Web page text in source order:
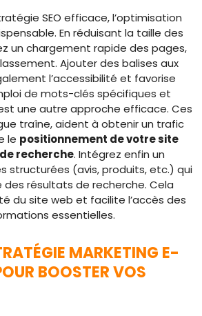
SEO efficace, l’optimisation
En réduisant la taille des
un chargement rapide des pages,
Ajouter des balises aux
l’accessibilité et favorise
de mots-clés spécifiques et
une autre approche efficace. Ces
traîne, aident à obtenir un trafic
le positionnement de votre site
recherche. Intégrez enfin un
structurées (avis, produits, etc.) qui
des résultats de recherche. Cela
du site web et facilite l’accès des
essentielles.
MARKETING E-
BOOSTER VOS